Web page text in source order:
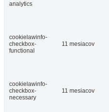
analytics
cookielawinfo-
checkbox-
functional
11 mesiacov
cookielawinfo-
checkbox-
necessary
11 mesiacov